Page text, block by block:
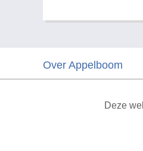
Over Appelboom
PrivacyverklaringDeze